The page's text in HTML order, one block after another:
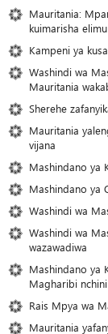
Mauritania:
kuimarisha
Kampeni ya
Washindi wa
Mauritania
Sherehe
Mauritania
vijana
Mashindano ya
Mashindano ya
Washindi wa
Washindi wa
wazawadiwa
Mashindano ya
Magharibi
Rais Mpya wa
Mauritania